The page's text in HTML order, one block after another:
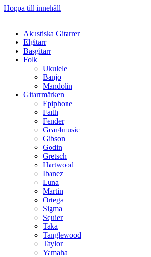
Hoppa till innehåll
Akustiska Gitarrer
Elgitarr
Basgitarr
Folk
Ukulele
Banjo
Mandolin
Gitarrmärken
Epiphone
Faith
Fender
Gear4music
Gibson
Godin
Gretsch
Hartwood
Ibanez
Luna
Martin
Ortega
Sigma
Squier
Taka
Tanglewood
Taylor
Yamaha